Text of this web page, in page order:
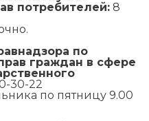
потребителей: 8
по
граждан в сфере
30-22
по пятницу 9.00